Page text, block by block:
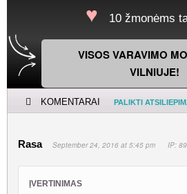
10 žmonėms
VISOS VARAVIMO
VILNIUJE!
KOMENTARAI PALIKTI
Rasa September 24, 2016 at 5:45 pm IP:
ĮVERTINIMAS